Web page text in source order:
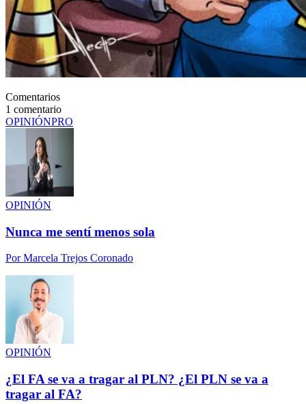
Comentarios
1 comentario
OPINIÓNPRO
OPINIÓN
Nunca me sentí menos sola
PorMarcela Trejos Coronado
OPINIÓN
¿El FA se va a tragar al PLN? ¿El PLN se va a
tragar al FA?